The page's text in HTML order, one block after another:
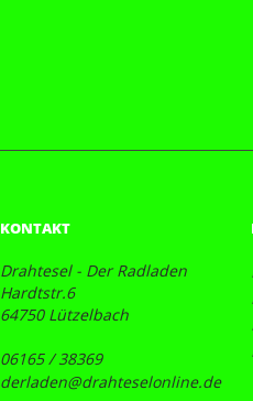
KONTAKT
Drahtesel - Der Radladen
Hardtstr.6
64750 Lützelbach
06165 / 38369
derladen@drahteselonline.de